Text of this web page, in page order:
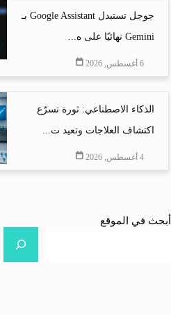
جوجل تستبدل Google Assistant بـ
Gemini نهائيًا على ه...
6 أغسطس, 2026
الذكاء الاصطناعي: ثورة تسرّع
اكتشاف العلاجات وتعيد ت...
4 أغسطس, 2026
أبحث في الموقع